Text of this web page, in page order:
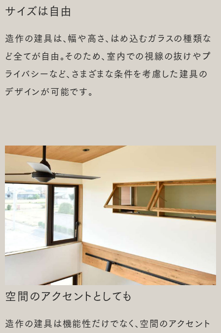
サイズは自由
造作の建具は、幅や高さ、はめ込むガラスの種類な
ど全てが自由。そのため、室内での視線の抜けやプ
ライバシーなど、さまざまな条件を考慮した建具の
デザインが可能です。
空間のアクセントとしても
造作の建具は機能性だけでなく、空間のアクセント